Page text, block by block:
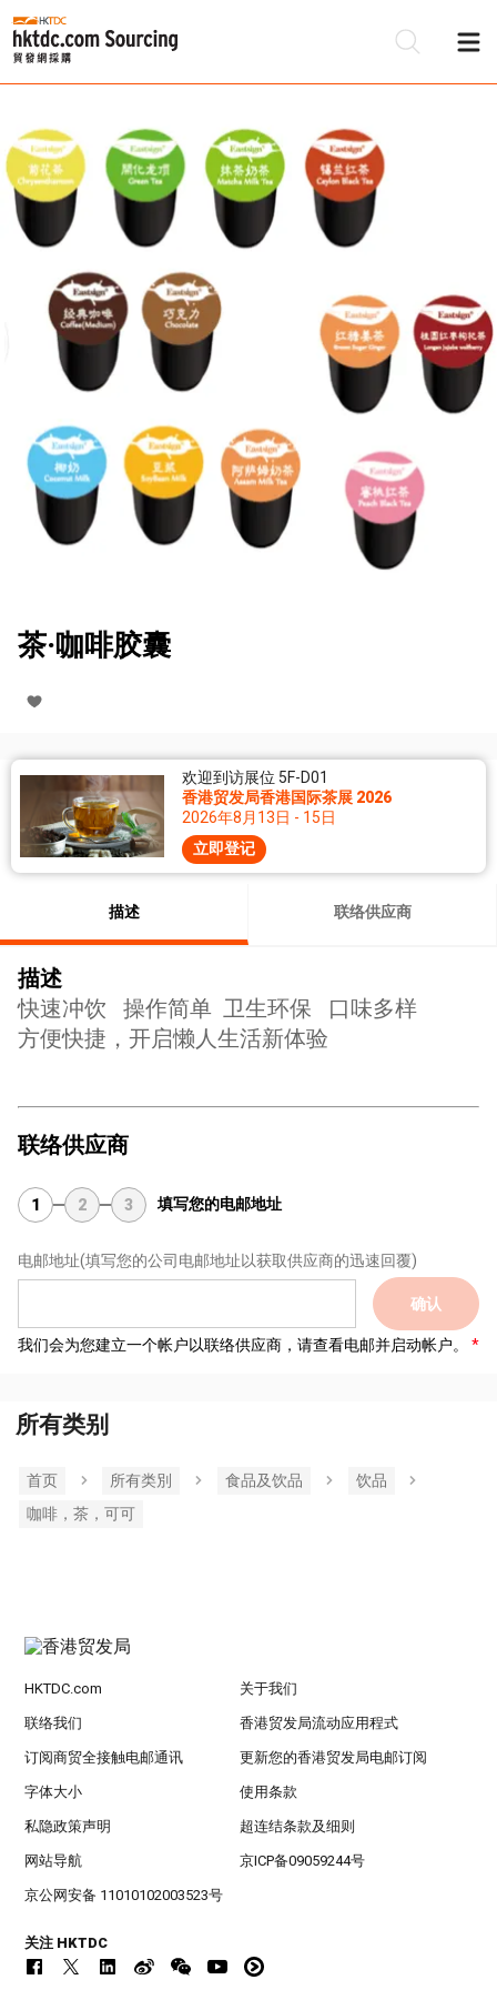
茶·咖啡胶囊
欢迎到访展位 5F-D01
香港贸发局香港国际茶展 2026
2026年8月13日 - 15日
立即登记
描述 联络供应商
描述
快速冲饮 操作简单 卫生环保 口味多样
方便快捷，开启懒人生活新体验
联络供应商
1 2 3 填写您的电邮地址
电邮地址(填写您的公司电邮地址以获取供应商的迅速回覆)
确认
我们会为您建立一个帐户以联络供应商，请查看电邮并启动帐户。
所有类别
首页 所有类別 食品及饮品
饮品
咖啡，茶，可可
HKTDC.com 关于我们
联络我们 香港贸发局流动应用程式
订阅商贸全接触电邮通讯 更新您的香港贸发局电邮订阅
字体大小 使用条款
私隐政策声明 超连结条款及细则
网站导航 京ICP备09059244号
京公网安备 11010102003523号
关注 HKTDC